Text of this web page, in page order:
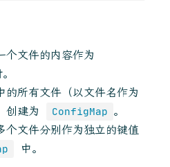
个文件的内容作为
的所有文件（以文件名作为
创建为
ConfigMap 。
个文件分别作为独立的键值
中。